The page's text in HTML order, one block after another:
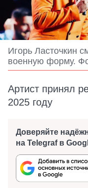
Игорь Ласточкин
военную форму.
Артист принял
2025 году
Доверяйте
на Telegraf в